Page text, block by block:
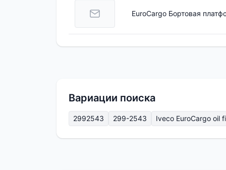
EuroCargo Бортовая
Вариации поиска
2992543 299-2543 Iveco EuroCargo oil